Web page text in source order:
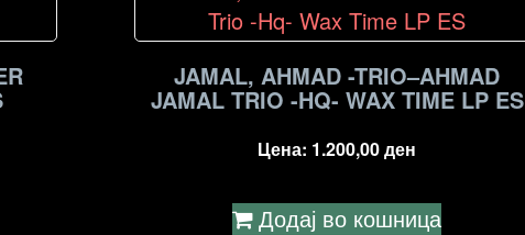
JAMAL, AHMAD -TRIO–AHMAD
JAMAL TRIO -HQ- WAX TIME LP ES
Цена: 1.200,00ден
Додај во кошница